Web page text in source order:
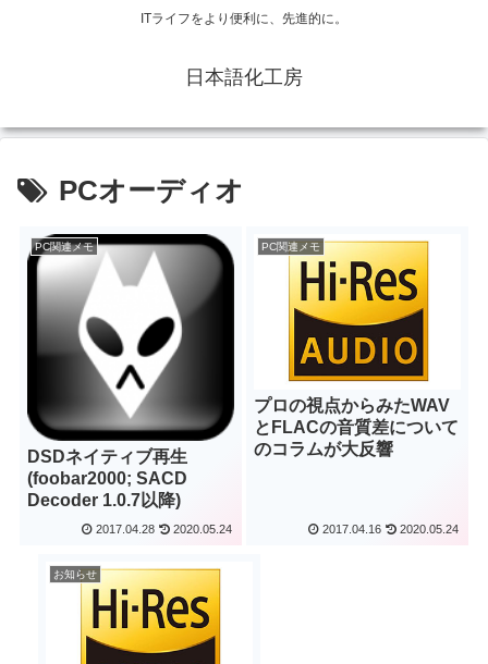
ITライフをより便利に、先進的に。
日本語化工房
PCオーディオ
PC関連メモ
DSDネイティブ再生
(foobar2000; SACD
Decoder 1.0.7以降)
2017.04.28 2020.05.24
PC関連メモ
プロの視点からみたWAV
とFLACの音質差について
のコラムが大反響
2017.04.16 2020.05.24
お知らせ